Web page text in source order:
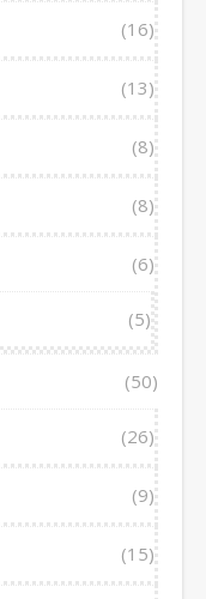
(16)
(13)
(8)
(8)
(6)
(5)
(50)
(26)
(9)
(15)